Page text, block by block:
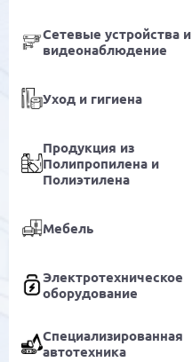
Сетевые устройства и
видеонаблюдение
Уход и гигиена
Продукция из
Полипропилена и
Полиэтилена
Мебель
Электротехническое
оборудование
Специализированная
автотехника